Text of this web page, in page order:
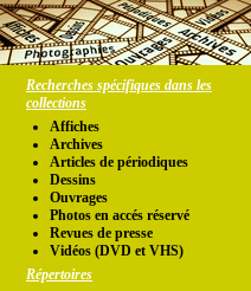
Recherches spécifiques dans les
collections
Affiches
Archives
Articles de périodiques
Dessins
Ouvrages
Photos en accés réservé
Revues de presse
Vidéos (DVD et VHS)
Répertoires